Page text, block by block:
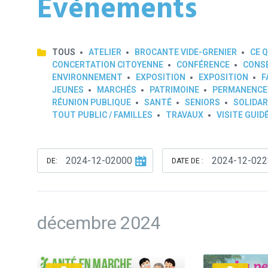
Événements
TOUS ATELIER BROCANTE VIDE-GRENIER CE
CONCERTATION CITOYENNE
CONFÉRENCE
ENVIRONNEMENT
EXPOSITION EXPOSITION
JEUNES
MARCHÉS PATRIMOINE
RÉUNION PUBLIQUE
SANTÉ SENIORS
TOUT PUBLIC / FAMILLES
TRAVAUX VISITE
DE: DATE DE :
décembre 2024
Plus
Plus